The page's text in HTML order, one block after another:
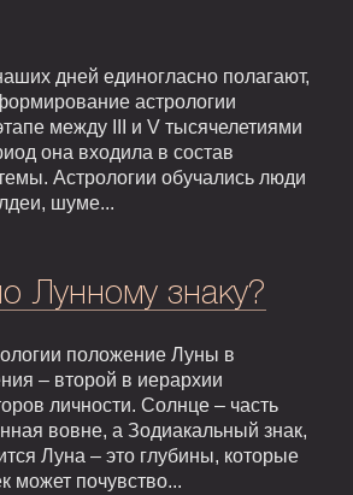
дней единогласно полагают,
астрологии
между III и V тысячелетиями
она входила в состав
Астрологии обучались люди
шуме...
Лунному знаку?
положение Луны в
– второй в иерархии
личности. Солнце – часть
вовне, а Зодиакальный знак,
Луна – это глубины, которые
может почувство...